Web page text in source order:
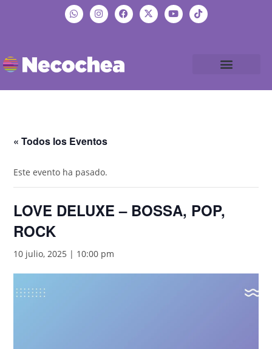
« Todos los Eventos
Este evento ha pasado.
LOVE DELUXE – BOSSA, POP,
ROCK
10 julio, 2025 | 10:00 pm